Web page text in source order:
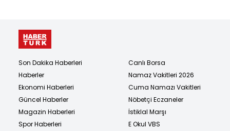
Son Dakika Haberleri
Haberler
Ekonomi Haberleri
Güncel Haberler
Magazin Haberleri
Spor Haberleri
Canlı Borsa
Namaz Vakitleri 2026
Cuma Namazı Vakitleri
Nöbetçi Eczaneler
İstiklal Marşı
E Okul VBS